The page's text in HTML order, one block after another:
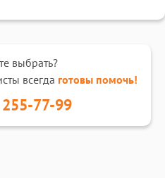
выбрать?
всегда готовы помочь!
77-99